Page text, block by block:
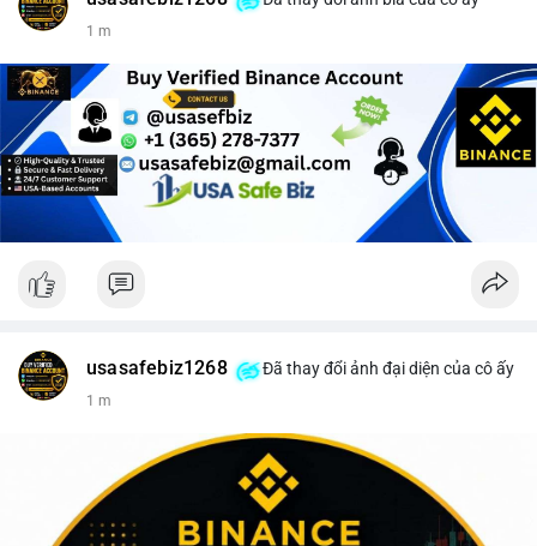
1 m
usasafebiz1268 Đã thay đổi ảnh đại diện của cô ấy
1 m